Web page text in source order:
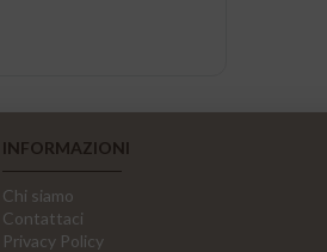
INFORMAZIONI
Chi siamo
Contattaci
Privacy Policy